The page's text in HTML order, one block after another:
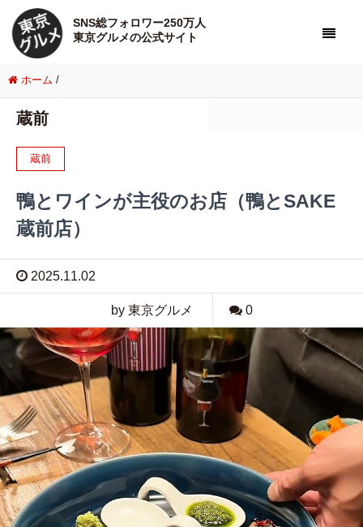
SNS総フォロワー250万人
東京グルメの公式サイト
ホーム /
蔵前
蔵前
鴨とワインが主役のお店（鴨とSAKE
蔵前店）
2025.11.02
by 東京グルメ 0